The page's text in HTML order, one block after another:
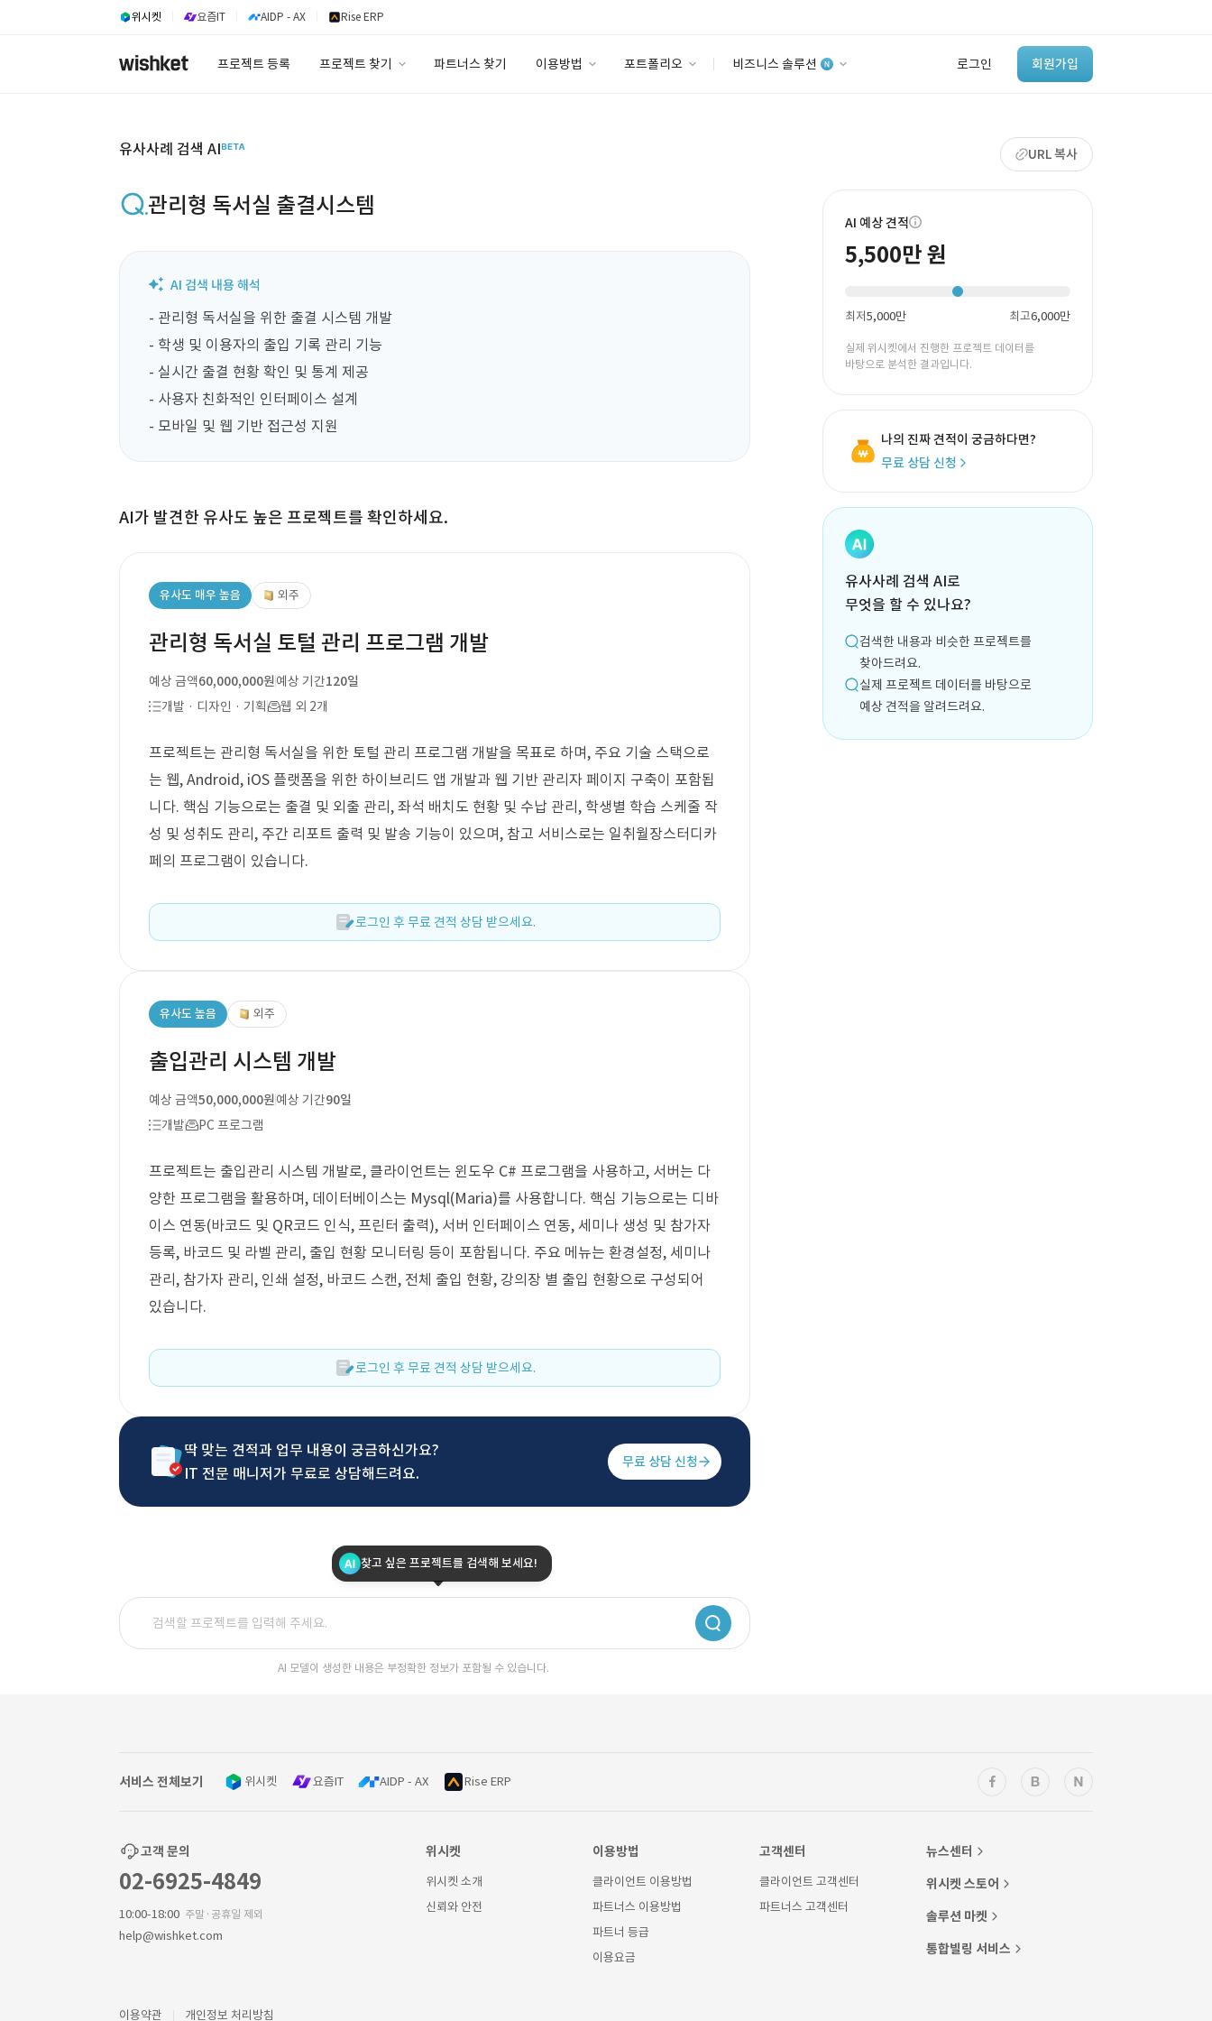
위시켓 요즘IT AIDP - AX Rise ERP
프로젝트 등록 프로젝트 찾기 파트너스 찾기 이용방법 포트폴리오 비즈니스 솔루션 로그인 회원가입
‘이런 거’ 만들어본
개발 회사 있어?
바로가기
유사사례 검색 AI URL 복사
관리형 독서실 출결시스템
- 관리형 독서실을 위한 출결 시스템 개발
- 학생 및 이용자의 출입 기록 관리 기능
- 실시간 출결 현황 확인 및 통계 제공
- 사용자 친화적인 인터페이스 설계
- 모바일 및 웹 기반 접근성 지원
AI가 발견한 유사도 높은 프로젝트를 확인하세요.
유사도 매우 높음 외주
관리형 독서실 토털 관리 프로그램 개발
예상 금액60,000,000원예상 기간120일
개발 · 디자인 · 기획
웹 외 2개
프로젝트는 관리형 독서실을 위한 토털 관리 프로그램 개발을 목표로 하며, 주요 기술 스택으로
는 웹, Android, iOS 플랫폼을 위한 하이브리드 앱 개발과 웹 기반 관리자 페이지 구축이 포함됩
니다. 핵심 기능으로는 출결 및 외출 관리, 좌석 배치도 현황 및 수납 관리, 학생별 학습 스케줄 작
성 및 성취도 관리, 주간 리포트 출력 및 발송 기능이 있으며, 참고 서비스로는 일취월장스터디카
페의 프로그램이 있습니다.
로그인 후 무료 견적 상담 받으세요.
유사도 높음 외주
출입관리 시스템 개발
예상 금액50,000,000원예상 기간90일
개발
PC 프로그램
프로젝트는 출입관리 시스템 개발로, 클라이언트는 윈도우 C# 프로그램을 사용하고, 서버는 다
양한 프로그램을 활용하며, 데이터베이스는 Mysql(Maria)를 사용합니다. 핵심 기능으로는 디바
이스 연동(바코드 및 QR코드 인식, 프린터 출력), 서버 인터페이스 연동, 세미나 생성 및 참가자
등록, 바코드 및 라벨 관리, 출입 현황 모니터링 등이 포함됩니다. 주요 메뉴는 환경설정, 세미나
관리, 참가자 관리, 인쇄 설정, 바코드 스캔, 전체 출입 현황, 강의장 별 출입 현황으로 구성되어
있습니다.
로그인 후 무료 견적 상담 받으세요.
딱 맞는 견적과 업무 내용이 궁금하신가요?
IT 전문 매니저가 무료로 상담해드려요.
무료 상담 신청
AI 예상 견적
5,500만 원
최저5,000만 최고6,000만
실제 위시켓에서 진행한 프로젝트 데이터를
바탕으로 분석한 결과입니다.
나의 진짜 견적이 궁금하다면?
무료 상담 신청
유사사례 검색 AI로
무엇을 할 수 있나요?
검색한 내용과 비슷한 프로젝트를
찾아드려요.
실제 프로젝트 데이터를 바탕으로
예상 견적을 알려드려요.
찾고 싶은 프로젝트를 검색해 보세요!
AI 모델이 생성한 내용은 부정확한 정보가 포함될 수 있습니다.
서비스 전체보기 위시켓 요즘IT AIDP - AX Rise ERP
고객 문의
02-6925-4849
10:00-18:00 주말·공휴일 제외
help@wishket.com
위시켓
위시켓 소개
신뢰와 안전
이용방법
클라이언트 이용방법
파트너스 이용방법
파트너 등급
이용요금
고객센터
클라이언트 고객센터
파트너스 고객센터
뉴스센터
위시켓 스토어
솔루션 마켓
통합빌링 서비스
이용약관 개인정보 처리방침